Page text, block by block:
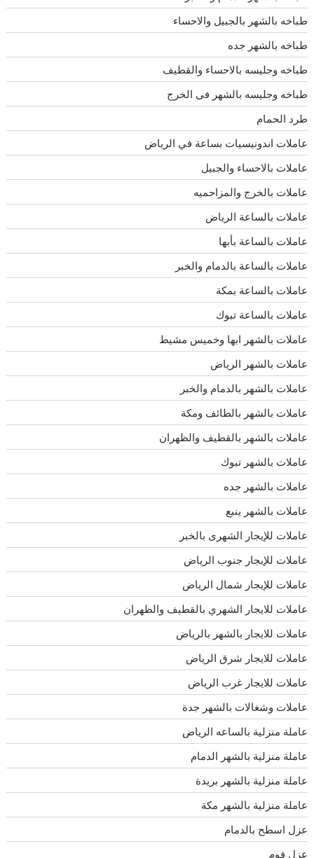
طباخه بالشهر بالجبيل والاحساء
طباخه بالشهر جده
طباخه وجليسه بالاحساء والقطيف
طباخه وجليسه بالشهر فى الخرج
طرد الحمام
عاملات اندونيسيات بساعة في الرياض
عاملات بالاحساء والجبيل
عاملات بالخرج والمزاحميه
عاملات بالساعة الرياض
عاملات بالساعة بأبها
عاملات بالساعة بالدمام والخبر
عاملات بالساعة بمكة
عاملات بالساعة تبوك
عاملات بالشهر ابها وخميس مشيط
عاملات بالشهر الرياض
عاملات بالشهر بالدمام والخبر
عاملات بالشهر بالطائف ومكة
عاملات بالشهر بالقطيف والظهران
عاملات بالشهر تبوك
عاملات بالشهر جده
عاملات بالشهر ينبع
عاملات للإيجار الشهرى بالخبر
عاملات للإيجار جنوب الرياض
عاملات للإيجار شمال الرياض
عاملات للايجار الشهري بالقطيف والظهران
عاملات للايجار بالشهر بالرياض
عاملات للايجار شرق الرياض
عاملات للايجار غرب الرياض
عاملات وشغالات بالشهر جدة
عاملة منزلية بالساعه الرياض
عاملة منزلية بالشهر الدمام
عاملة منزلية بالشهر بريدة
عاملة منزلية بالشهر مكة
عزل اسطح بالدمام
عزل فوم